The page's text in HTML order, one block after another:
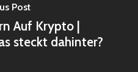
Post
Auf Krypto |
steckt dahinter?